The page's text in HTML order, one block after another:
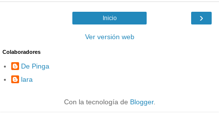
›
Inicio
Ver versión web
Colaboradores
De Pinga
lara
Con la tecnología de Blogger.